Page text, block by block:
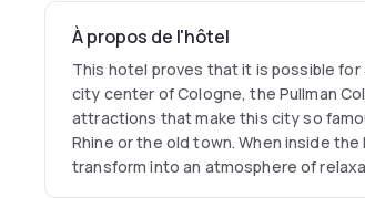
À propos de l'hôtel
This hotel proves that it is possible
city center of Cologne, the Pullman
attractions that make this city so
Rhine or the old town. When inside
transform into an atmosphere of